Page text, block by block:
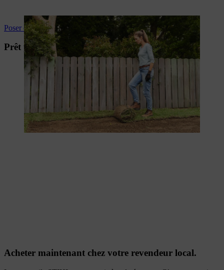
Poser du gazon en rouleau (instructions vidéo)
Prêt pour le printemps
Acheter maintenant chez votre revendeur local.